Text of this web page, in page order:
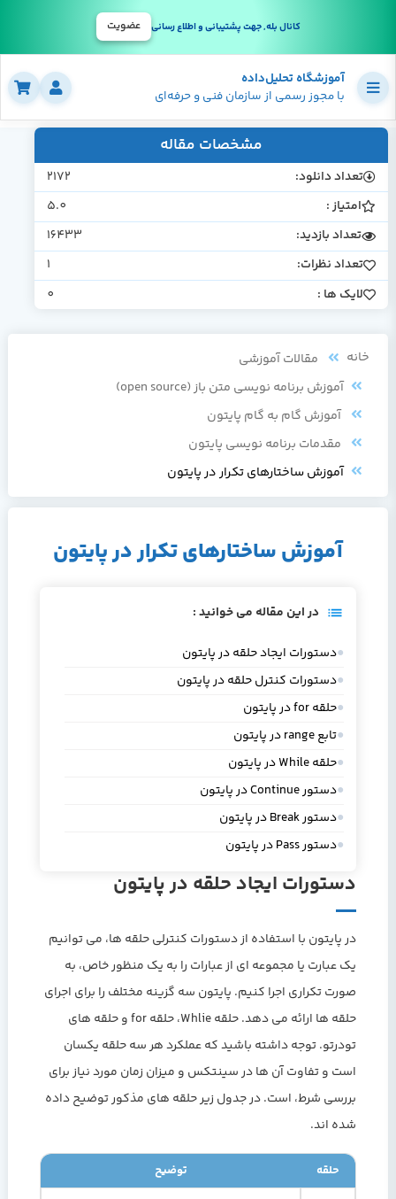
کانال بله, جهت پشتیبانی و اطلاع رسانی عضویت
آموزشگاه تحلیل‌داده
با مجوز رسمی از سازمان فنی و حرفه‌ای
مشخصات مقاله
تعداد دانلود:
2172
امتیاز :
5.0
تعداد بازدید:
16433
تعداد نظرات:
1
لایک ها :
0
خانه
مقالات آموزشی
آموزش برنامه نویسی متن باز (open source)
آموزش گام به گام پایتون
مقدمات برنامه نویسی پایتون
آموزش ساختارهای تکرار در پایتون
آموزش ساختارهای تکرار در پایتون
در این مقاله می خوانید :
دستورات ایجاد حلقه در پایتون
دستورات کنترل حلقه در پایتون
حلقه for در پایتون
تابع range در پایتون
حلقه While در پایتون
دستور Continue در پایتون
دستور Break در پایتون
دستور Pass در پایتون
دستورات ایجاد حلقه در پایتون
در پایتون با استفاده از دستورات کنترلی حلقه ها، می توانیم
یک عبارت یا مجموعه ای از عبارات را به یک منظور خاص، به
صورت تکراری اجرا کنیم. پایتون سه گزینه مختلف را برای اجرای
حلقه ها ارائه می دهد. حلقه Whlie، حلقه for و حلقه های
تودرتو. توجه داشته باشید که عملکرد هر سه حلقه یکسان
است و تفاوت آن ها در سینتکس و میزان زمان مورد نیاز برای
بررسی شرط، است. در جدول زیر حلقه های مذکور توضیح داده
شده اند.
حلقه توضیح